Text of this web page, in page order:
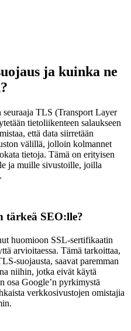
ja kuinka ne
seuraaja TLS (Transport Layer
tietoliikenteen salaukseen
että data siirretään
välillä, jolloin kolmannet
tietoja. Tämä on erityisen
ja muille sivustoille, joilla
tärkeä SEO:lle?
huomioon SSL-sertifikaatin
arvioitaessa. Tämä tarkoittaa,
suojausta, saavat paremman
niihin, jotka eivät käytä
osa Google’n pyrkimystä
verkkosivustojen omistajia